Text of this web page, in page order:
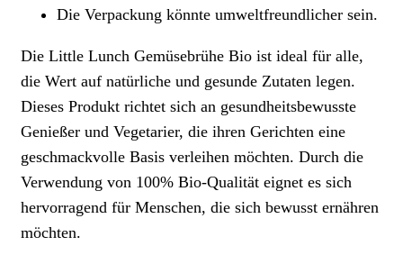
Die Verpackung könnte umweltfreundlicher sein.
Die Little Lunch Gemüsebrühe Bio ist ideal für alle,
die Wert auf natürliche und gesunde Zutaten legen.
Dieses Produkt richtet sich an gesundheitsbewusste
Genießer und Vegetarier, die ihren Gerichten eine
geschmackvolle Basis verleihen möchten. Durch die
Verwendung von 100% Bio-Qualität eignet es sich
hervorragend für Menschen, die sich bewusst ernähren
möchten.